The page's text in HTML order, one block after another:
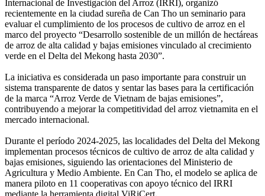
Internacional de Investigación del Arroz (IRRI), organizó
recientemente en la ciudad sureña de Can Tho un seminario para
evaluar el cumplimiento de los procesos de cultivo de arroz en el
marco del proyecto “Desarrollo sostenible de un millón de hectáreas
de arroz de alta calidad y bajas emisiones vinculado al crecimiento
verde en el Delta del Mekong hasta 2030”.
La iniciativa es considerada un paso importante para construir un
sistema transparente de datos y sentar las bases para la certificación
de la marca “Arroz Verde de Vietnam de bajas emisiones”,
contribuyendo a mejorar la competitividad del arroz vietnamita en el
mercado internacional.
Durante el período 2024-2025, las localidades del Delta del Mekong
implementan procesos técnicos de cultivo de arroz de alta calidad y
bajas emisiones, siguiendo las orientaciones del Ministerio de
Agricultura y Medio Ambiente. En Can Tho, el modelo se aplica de
manera piloto en 11 cooperativas con apoyo técnico del IRRI
mediante la herramienta digital ViRiCert.